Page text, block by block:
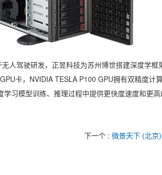
人驾驶研发，正昱科技为苏州博世搭建深度学框
卡， NVIDIA TESLA P100 GPU拥有双精度计
学习模型训练、推理过程中提供更快度速度和更
下一个 : 微景天下 (北京